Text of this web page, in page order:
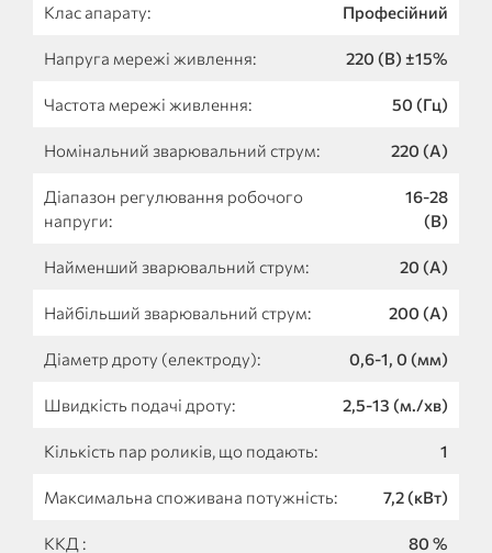
Клас апарату: Професійний
Напруга мережі живлення: 220 (В) ±15%
Частота мережі живлення: 50 (Гц)
Номінальний зварювальний струм: 220 (А)
Діапазон регулювання робочого
напруги:
16-28
(В)
Найменший зварювальний струм: 20 (А)
Найбільший зварювальний струм: 200 (А)
Діаметр дроту (електроду): 0,6-1, 0 (мм)
Швидкість подачі дроту: 2,5-13 (м./хв)
Кількість пар роликів, що подають: 1
Максимальна споживана потужність: 7,2 (кВт)
ККД : 80 %